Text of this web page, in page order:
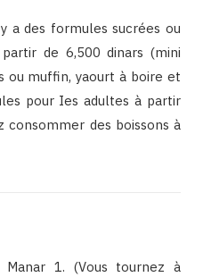
a des formules sucrées ou
de 6,500 dinars (mini
ou muffin, yaourt à boire et
pour Ies adultes à partir
consommer des boissons à
1. (Vous tournez à